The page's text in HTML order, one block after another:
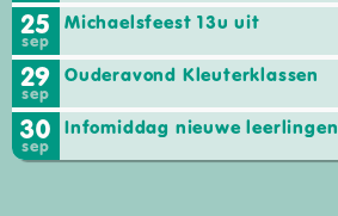
25
sep
Michaelsfeest 13u uit
29
sep
Ouderavond Kleuterklassen
30
sep
Infomiddag nieuwe leerlingen